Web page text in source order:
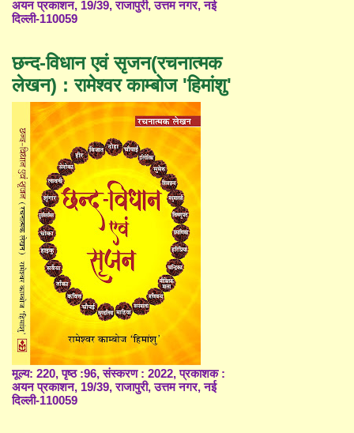
अयन प्रकाशन, 19/39, राजापुरी, उत्तम नगर, नई
दिल्ली-110059
छन्द-विधान एवं सृजन(रचनात्मक
लेखन) : रामेश्वर काम्बोज 'हिमांशु'
मूल्य: 220, पृष्ठ :96, संस्करण : 2022, प्रकाशक :
अयन प्रकाशन, 19/39, राजापुरी, उत्तम नगर, नई
दिल्ली-110059